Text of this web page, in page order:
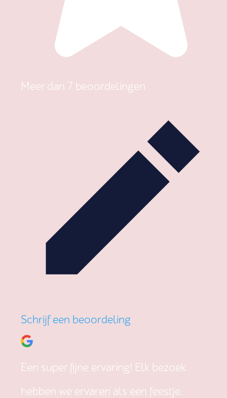
Meer dan 7 beoordelingen
Schrijf een beoordeling
Een super fijne ervaring! Elk bezoek
hebben we ervaren als een feestje.